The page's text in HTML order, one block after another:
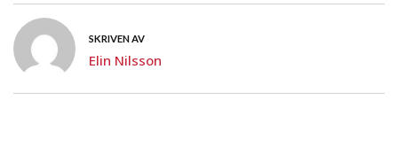
SKRIVEN AV
Elin Nilsson